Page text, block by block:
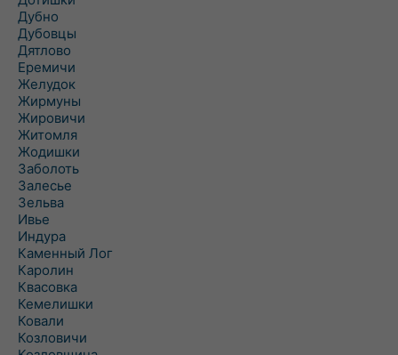
Дубно
Дубовцы
Дятлово
Еремичи
Желудок
Жирмуны
Жировичи
Житомля
Жодишки
Заболоть
Залесье
Зельва
Ивье
Индура
Каменный Лог
Каролин
Квасовка
Кемелишки
Ковали
Козловичи